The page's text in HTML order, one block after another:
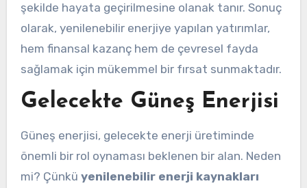
şekilde hayata geçirilmesine olanak tanır. Sonuç
olarak, yenilenebilir enerjiye yapılan yatırımlar,
hem finansal kazanç hem de çevresel fayda
sağlamak için mükemmel bir fırsat sunmaktadır.
Gelecekte Güneş Enerjisi
Güneş enerjisi, gelecekte enerji üretiminde
önemli bir rol oynaması beklenen bir alan. Neden
mi? Çünkü yenilenebilir enerji kaynakları